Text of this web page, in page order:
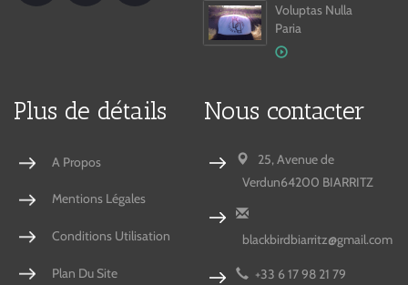
Voluptas Nulla
Paria
Plus de détails
A Propos
Mentions Légales
Conditions Utilisation
Plan Du Site
Nous contacter
25, Avenue de
Verdun64200 BIARRITZ
blackbirdbiarritz@gmail.com
+33 6 17 98 21 79